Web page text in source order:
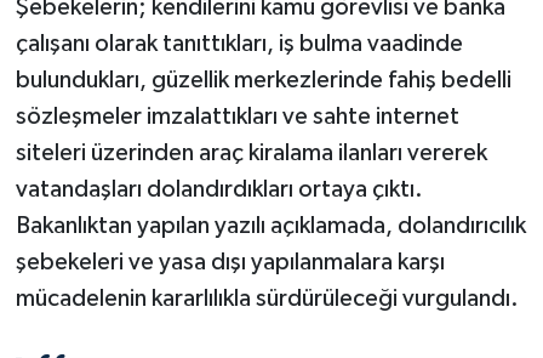
Şebekelerin; kendilerini kamu görevlisi ve banka
çalışanı olarak tanıttıkları, iş bulma vaadinde
bulundukları, güzellik merkezlerinde fahiş bedelli
sözleşmeler imzalattıkları ve sahte internet
siteleri üzerinden araç kiralama ilanları vererek
vatandaşları dolandırdıkları ortaya çıktı.
Bakanlıktan yapılan yazılı açıklamada, dolandırıcılık
şebekeleri ve yasa dışı yapılanmalara karşı
mücadelenin kararlılıkla sürdürüleceği vurgulandı.